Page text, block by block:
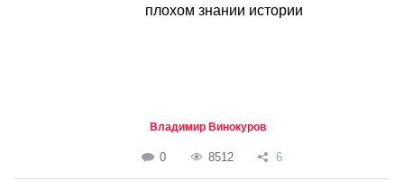
плохом знании истории
Владимир Винокуров
0 8512 6